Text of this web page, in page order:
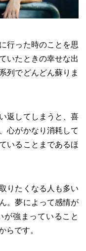
行った時のことを思
いたときの幸せな出
列でどんどん蘇りま
返してしまうと、喜
心がかなり消耗して
いることまであるほ
りたくなる人も多い
。夢によって感情が
が強まっていること
らです。